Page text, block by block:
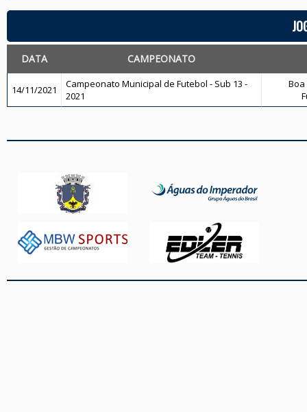
DATA CAMPEONATO
14/11/2021
Campeonato Municipal de Futebol - Sub 13 -
2021
Boa